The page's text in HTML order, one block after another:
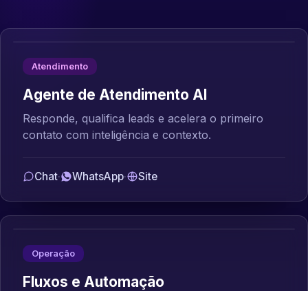
Atendimento
Agente de Atendimento AI
Responde, qualifica leads e acelera o primeiro
contato com inteligência e contexto.
Chat· WhatsApp· Site
Operação
Fluxos e Automação